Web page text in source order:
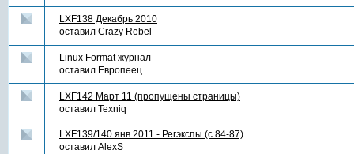
LXF138 Декабрь 2010
оставил Crazy Rebel
Linux Format журнал
оставил Европеец
LXF142 Март 11 (пропущены страницы)
оставил Texniq
LXF139/140 янв 2011 - Регэкспы (с.84-87)
оставил AlexS